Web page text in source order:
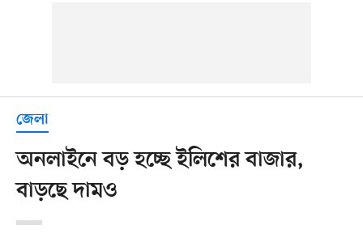
জেলা
অনলাইনে বড় হচ্ছে ইলিশের বাজার,
বাড়ছে দামও